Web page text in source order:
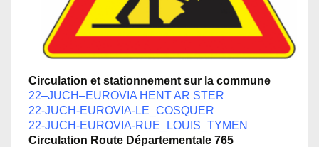
Circulation et stationnement sur la commune
22–JUCH–EUROVIA HENT AR STER
22-JUCH-EUROVIA-LE_COSQUER
22-JUCH-EUROVIA-RUE_LOUIS_TYMEN
Circulation Route Départementale 765